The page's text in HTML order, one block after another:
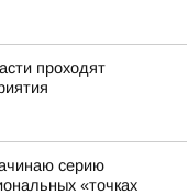
проходят
серию
«точках